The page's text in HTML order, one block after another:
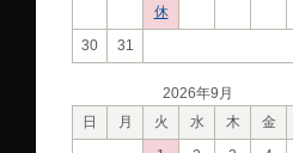
休
30 31
2026年9月
日
月 火 水 木 金